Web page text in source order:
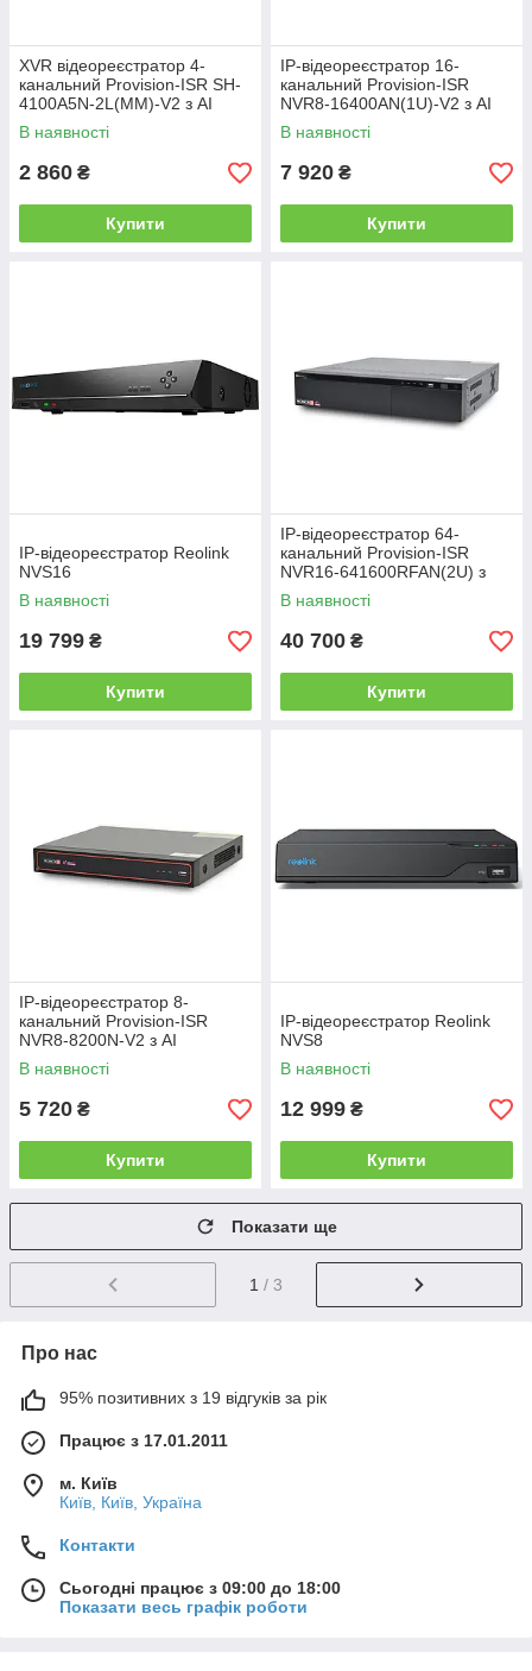
XVR відеореєстратор 4-
канальний Provision-ISR SH-
4100A5N-2L(MM)-V2 з AI
функціями для систем
відеоспостереження
В наявності
2 860 ₴
Купити
IP-відеореєстратор 16-
канальний Provision-ISR
NVR8-16400AN(1U)-V2 з AI
відеоаналітикою для систем
відеоспостереження
В наявності
7 920 ₴
Купити
IP-відеореєстратор Reolink
NVS16
В наявності
19 799 ₴
Купити
IP-відеореєстратор 64-
канальний Provision-ISR
NVR16-641600RFAN(2U) з
розпізнаванням облич для
систем відеоспостереження
В наявності
40 700 ₴
Купити
IP-відеореєстратор 8-
канальний Provision-ISR
NVR8-8200N-V2 з AI
відеоаналітикою для систем
відеоспостереження
В наявності
5 720 ₴
Купити
IP-відеореєстратор Reolink
NVS8
В наявності
12 999 ₴
Купити
Показати ще
1 / 3
Про нас
95% позитивних з 19 відгуків за рік
Працює з 17.01.2011
м. Київ
Київ, Київ, Україна
Контакти
Сьогодні працює з 09:00 до 18:00
Показати весь графік роботи